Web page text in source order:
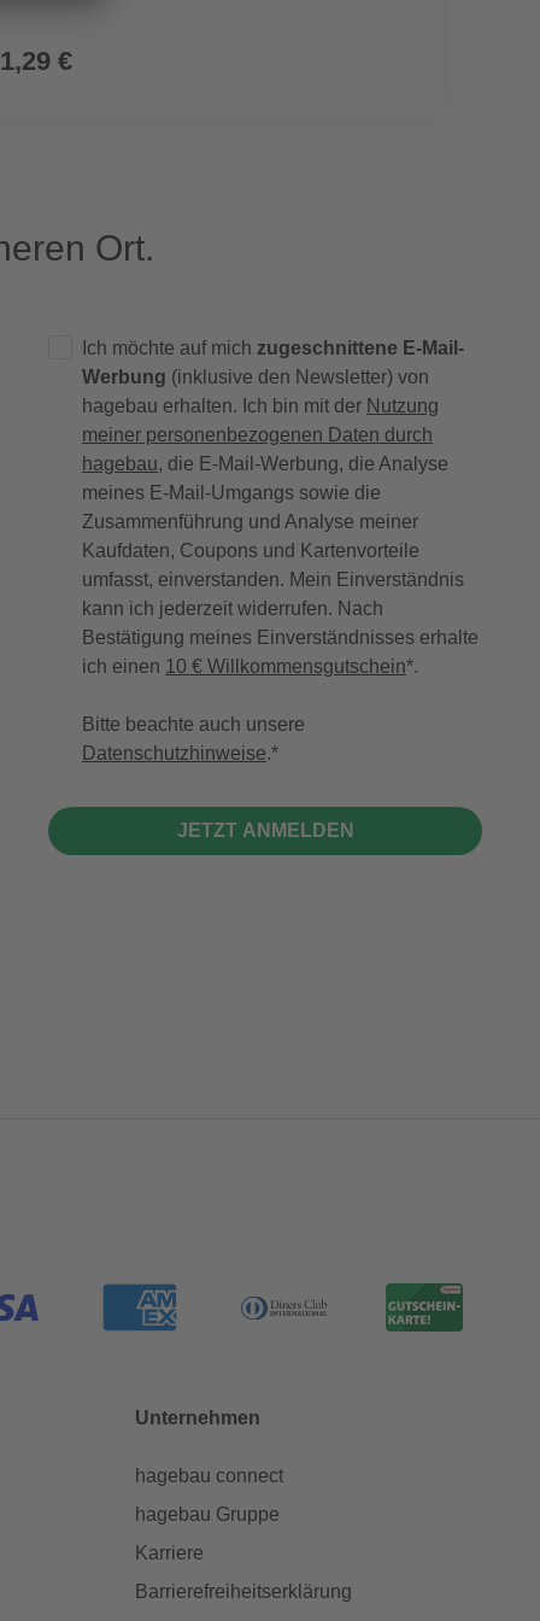
1,29 €
Ort.
Ich möchte auf mich zugeschnittene E-Mail-
Werbung (inklusive den Newsletter) von
hagebau erhalten. Ich bin mit der Nutzung
meiner personenbezogenen Daten durch
hagebau, die E-Mail-Werbung, die Analyse
meines E-Mail-Umgangs sowie die
Zusammenführung und Analyse meiner
Kaufdaten, Coupons und Kartenvorteile
umfasst, einverstanden. Mein Einverständnis
kann ich jederzeit widerrufen. Nach
Bestätigung meines Einverständnisses erhalte
ich einen 10 € Willkommensgutschein*.
Bitte beachte auch unsere
Datenschutzhinweise.
JETZT ANMELDEN
Unternehmen
hagebau connect
hagebau Gruppe
Karriere
Barrierefreiheitserklärung